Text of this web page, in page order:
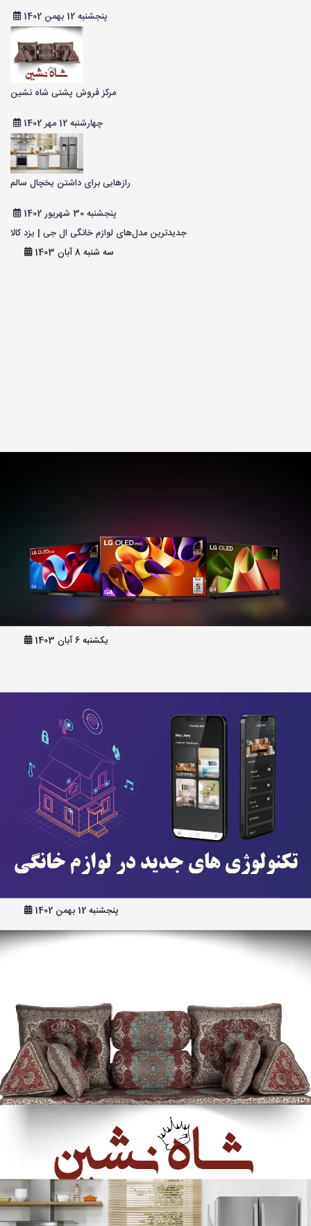
پنجشنبه 12 بهمن 1402
مرکز فروش پشتی شاه نشین
چهارشنبه 12 مهر 1402
رازهایی برای داشتن یخچال سالم
پنجشنبه 30 شهریور 1402
جدیدترین مدل‌های لوازم خانگی ال جی | یزد کالا
سه شنبه 8 آبان 1403
تلویزیون های الجی 2024 | یزد کالا
یکشنبه 6 آبان 1403
پنجشنبه 12 بهمن 1402
مرکز فروش پشتی شاه نشین
چهارشنبه 12 مهر 1402